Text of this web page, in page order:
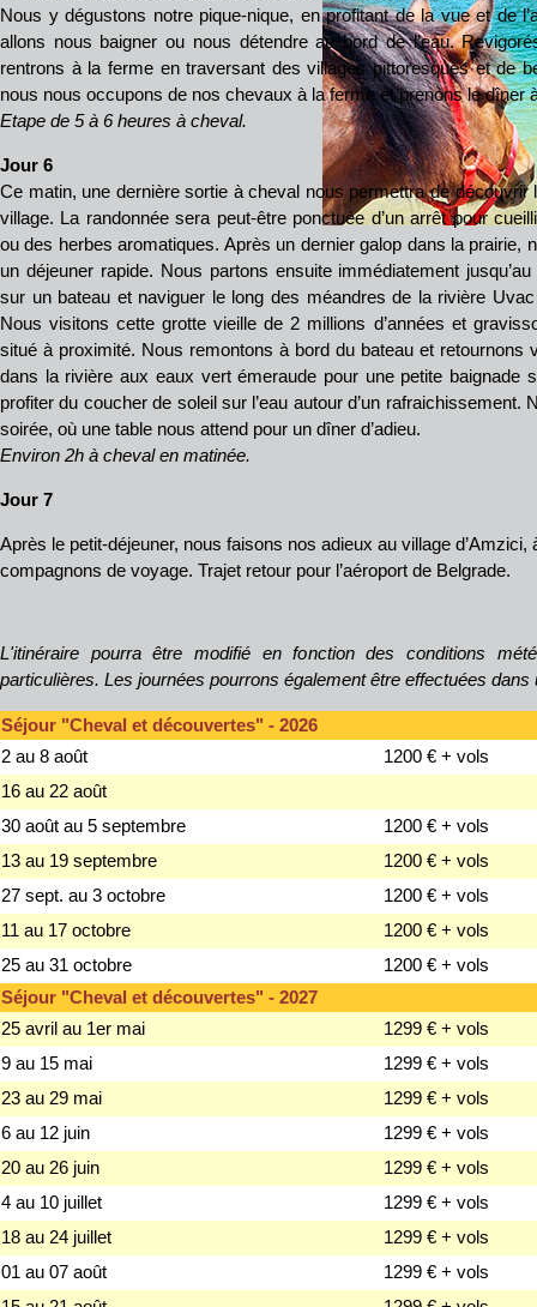
Nous y dégustons notre pique-nique, en profitant de la vue et de
allons nous baigner ou nous détendre au bord de l’eau.
rentrons à la ferme en traversant des villages pittoresques et de
nous nous occupons de nos chevaux à la ferme et prenons le dîner
Etape de 5 à 6 heures à cheval.
Jour 6
Ce matin, une dernière sortie à cheval nous permettra de découvrir
village. La randonnée sera peut-être ponctuée d’un arrêt pour
ou des herbes aromatiques. Après un dernier galop dans la prairie,
un déjeuner rapide. Nous partons ensuite immédiatement
sur un bateau et naviguer le long des méandres de la rivière
Nous visitons cette grotte vieille de 2 millions d’années et
situé à proximité. Nous remontons à bord du bateau et retournons
dans la rivière aux eaux vert émeraude pour une petite baignade
profiter du coucher de soleil sur l’eau autour d’un rafraichissement.
soirée, où une table nous attend pour un dîner d’adieu.
Environ 2h à cheval en matinée.
Jour 7
Après le petit-déjeuner, nous faisons nos adieux au village
compagnons de voyage. Trajet retour pour l’aéroport de Belgrade.
L'itinéraire pourra être modifié en fonction des conditions
particulières. Les journées pourrons également être effectuées dans
Séjour "Cheval et découvertes" - 2026
2 au 8 août
1200 € + vols
16 au 22 août
30 août au 5 septembre
1200 € + vols
13 au 19 septembre
1200 € + vols
27 sept. au 3 octobre
1200 € + vols
11 au 17 octobre
1200 € + vols
25 au 31 octobre
1200 € + vols
Séjour "Cheval et découvertes" - 2027
25 avril au 1er mai
1299 € + vols
9 au 15 mai
1299 € + vols
23 au 29 mai
1299 € + vols
6 au 12 juin
1299 € + vols
20 au 26 juin
1299 € + vols
4 au 10 juillet
1299 € + vols
18 au 24 juillet
1299 € + vols
01 au 07 août
1299 € + vols